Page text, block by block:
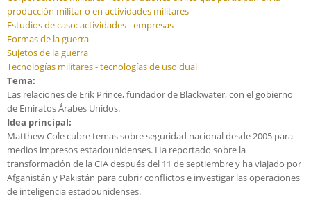
producción militar o en actividades militares
Estudios de caso: actividades - empresas
Formas de la guerra
Sujetos de la guerra
Tecnologías militares - tecnologías de uso dual
Tema:
Las relaciones de Erik Prince, fundador de Blackwater, con el gobierno
de Emiratos Árabes Unidos.
Idea principal:
Matthew Cole cubre temas sobre seguridad nacional desde 2005 para
medios impresos estadounidenses. Ha reportado sobre la
transformación de la CIA después del 11 de septiembre y ha viajado por
Afganistán y Pakistán para cubrir conflictos e investigar las operaciones
de inteligencia estadounidenses.